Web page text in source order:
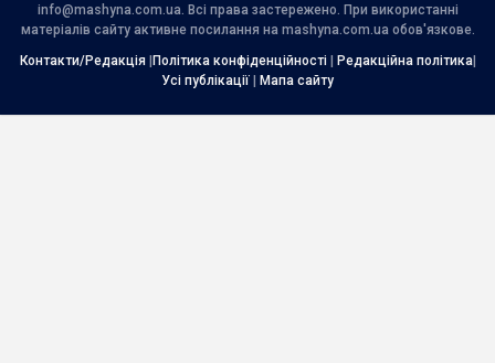
info@mashyna.com.ua . Всі права застережено. При використанні
матеріалів сайту активне посилання на mashyna.com.ua обов'язкове.
Контакти/Редакція|Політика конфіденційності| Редакційна політика|
Усі публікації | Мапа сайту